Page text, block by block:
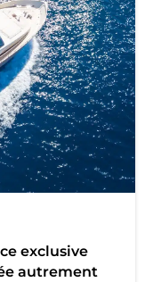
exclusive
autrement